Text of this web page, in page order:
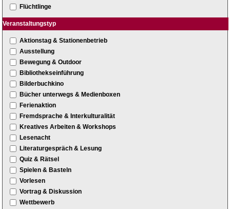
Flüchtlinge
Veranstaltungstyp
Aktionstag & Stationenbetrieb
Ausstellung
Bewegung & Outdoor
Bibliothekseinführung
Bilderbuchkino
Bücher unterwegs & Medienboxen
Ferienaktion
Fremdsprache & Interkulturalität
Kreatives Arbeiten & Workshops
Lesenacht
Literaturgespräch & Lesung
Quiz & Rätsel
Spielen & Basteln
Vorlesen
Vortrag & Diskussion
Wettbewerb